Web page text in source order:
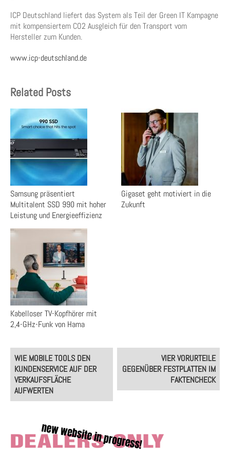
ICP Deutschland liefert das System als Teil der Green IT Kampagne
mit kompensiertem CO2 Ausgleich für den Transport vom
Hersteller zum Kunden.
www.icp-deutschland.de
Related Posts
Samsung präsentiert
Multitalent SSD 990 mit hoher
Leistung und Energieeffizienz
Gigaset geht motiviert in die
Zukunft
Kabelloser TV-Kopfhörer mit
2,4-GHz-Funk von Hama
Post
navigation
WIE MOBILE TOOLS DEN
KUNDENSERVICE AUF DER
VERKAUFSFLÄCHE
AUFWERTEN
VIER VORURTEILE
GEGENÜBER FESTPLATTEN IM
FAKTENCHECK​